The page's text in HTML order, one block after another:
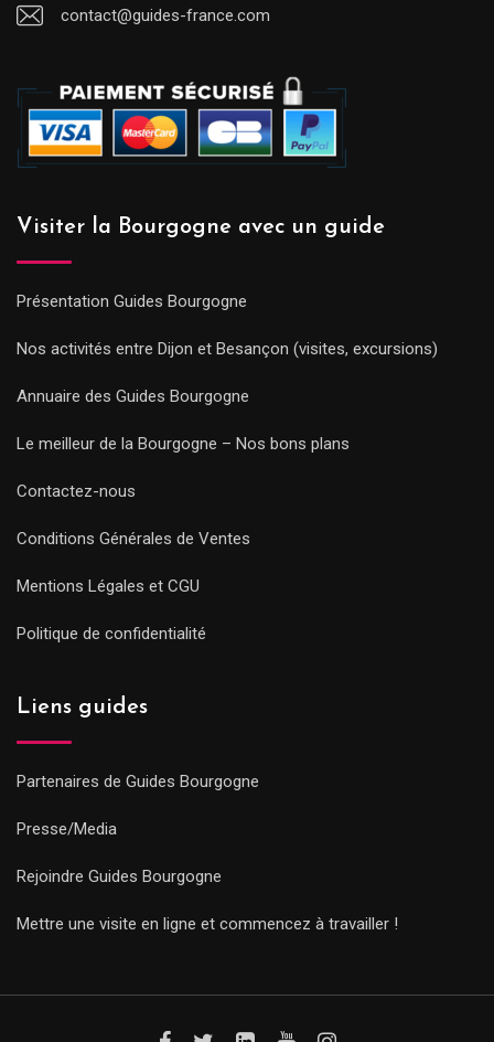
contact@guides-france.com
Visiter la Bourgogne avec un guide
Présentation Guides Bourgogne
Nos activités entre Dijon et Besançon (visites, excursions)
Annuaire des Guides Bourgogne
Le meilleur de la Bourgogne – Nos bons plans
Contactez-nous
Conditions Générales de Ventes
Mentions Légales et CGU
Politique de confidentialité
Liens guides
Partenaires de Guides Bourgogne
Presse/Media
Rejoindre Guides Bourgogne
Mettre une visite en ligne et commencez à travailler !